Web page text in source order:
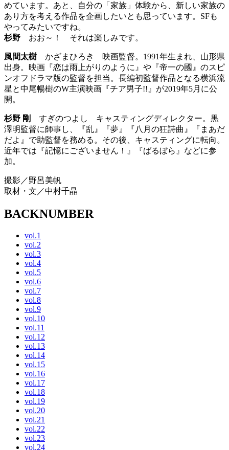
めています。あと、自分の「家族」体験から、新しい家族の
あり方を考える作品を企画したいとも思っています。SFも
やってみたいですね。
杉野 おお～！ それは楽しみです。
風間太樹 かざまひろき 映画監督。1991年生まれ、山形県
出身。映画『恋は雨上がりのように』や『帝一の國』のスピ
ンオフドラマ版の監督を担当。長編初監督作品となる横浜流
星と中尾暢樹のW主演映画『チア男子!!』が2019年5月に公
開。
杉野 剛
すぎのつよし キャスティングディレクター。黒
澤明監督に師事し、『乱』『夢』『八月の狂詩曲』『まあだ
だよ』で助監督を務める。その後、キャスティングに転向。
近年では『記憶にございません！』『ばるぼら』などに参
加。
撮影／野呂美帆
取材・文／中村千晶
BACKNUMBER
vol.1
vol.2
vol.3
vol.4
vol.5
vol.6
vol.7
vol.8
vol.9
vol.10
vol.11
vol.12
vol.13
vol.14
vol.15
vol.16
vol.17
vol.18
vol.19
vol.20
vol.21
vol.22
vol.23
vol.24